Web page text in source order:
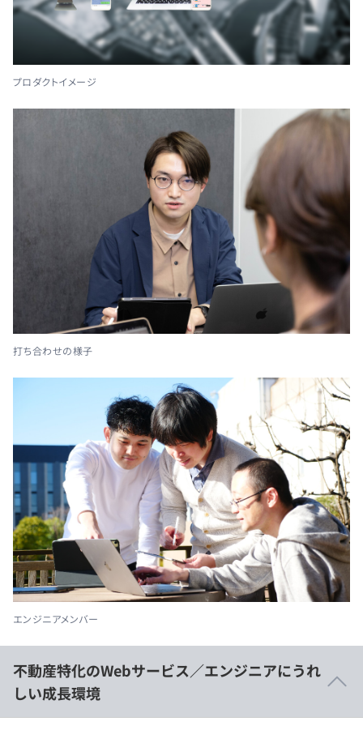
プロダクトイメージ
打ち合わせの様子
エンジニアメンバー
不動産特化のWebサービス／エンジニアにうれ
しい成長環境